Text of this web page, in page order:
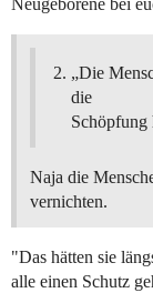
Neugeborene bei
„Die
die
Schöpfung
Naja die
vernichten.
"Das hätten sie
alle einen Schutz